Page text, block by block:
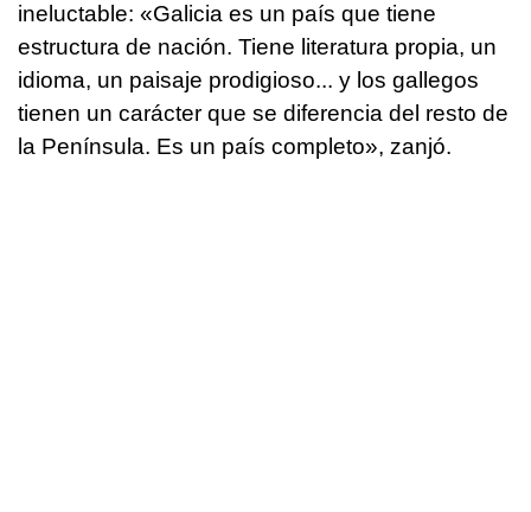
ineluctable: «Galicia es un país que tiene
estructura de nación. Tiene literatura propia, un
idioma, un paisaje prodigioso... y los gallegos
tienen un carácter que se diferencia del resto de
la Península. Es un país completo», zanjó.